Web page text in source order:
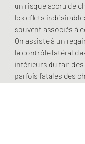
un risque accru de
les effets
souvent associés à
On assiste à un
le contrôle latéral
inférieurs du fait
parfois fatales des